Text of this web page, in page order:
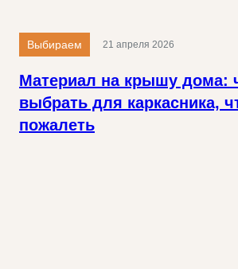
Выбираем
Материал на крышу дома:
выбрать для каркасника,
пожалеть
21 апреля 2026